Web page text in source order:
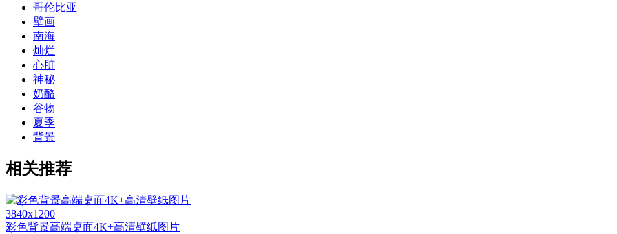
哥伦比亚
壁画
南海
灿烂
心脏
神秘
奶酪
谷物
夏季
背景
相关推荐
3840x1200
彩色背景高端桌面4K+高清壁纸图片